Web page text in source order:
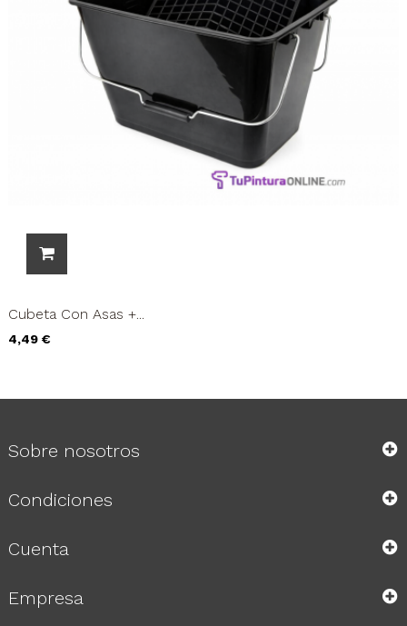
Cubeta Con Asas +...
Precio
4,49 €
Sobre nosotros
Condiciones
Cuenta
Empresa